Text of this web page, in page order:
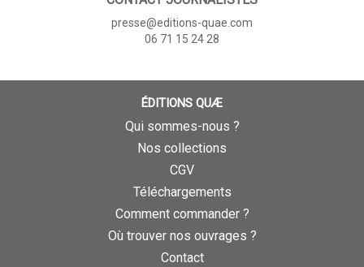
presse@editions-quae.com
06 71 15 24 28
ÉDITIONS QUÆ
Qui sommes-nous ?
Nos collections
CGV
Téléchargements
Comment commander ?
Où trouver nos ouvrages ?
Contact